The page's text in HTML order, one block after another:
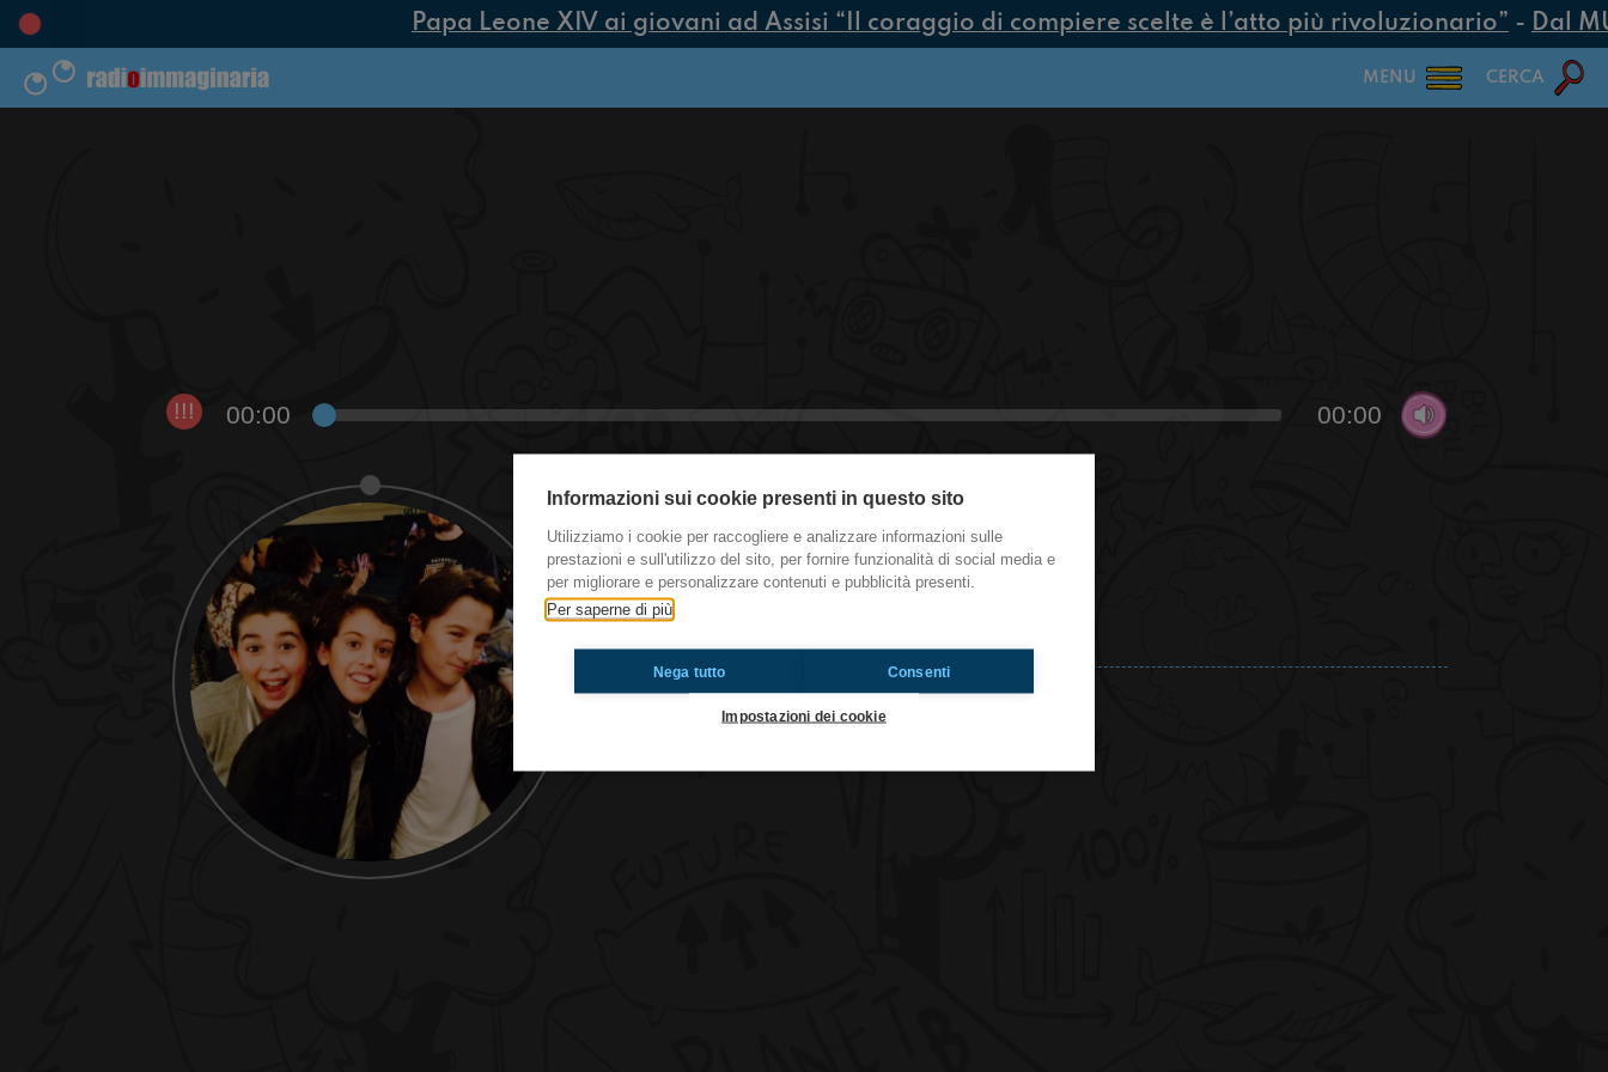
Papa Leone XIV ai giovani ad Assisi “Il coraggio di compiere scelte è l’atto più rivoluzionario”- Dal
MENU CERCA
!!! 00:00 00:00
#cspt Cinema Show 2015
Ti è piaciuto? Condividilo!
Informazioni sui cookie presenti in questo sito
Utilizziamo i cookie per raccogliere e analizzare informazioni sulle
prestazioni e sull'utilizzo del sito, per fornire funzionalità di social media e
per migliorare e personalizzare contenuti e pubblicità presenti.
Per saperne di più
Nega tutto Consenti
Impostazioni dei cookie